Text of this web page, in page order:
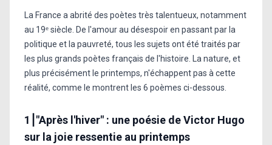
La France a abrité des poètes très talentueux, notamment
au 19ᵉ siècle. De l'amour au désespoir en passant par la
politique et la pauvreté, tous les sujets ont été traités par
les plus grands poètes français de l'histoire. La nature, et
plus précisément le printemps, n'échappent pas à cette
réalité, comme le montrent les 6 poèmes ci-dessous.
1⎮"Après l'hiver" : une poésie de Victor Hugo
sur la joie ressentie au printemps